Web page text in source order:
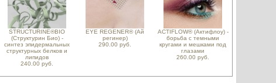
STRUCTURINE®BIO
(Структурин Био) -
синтез эпидермальных
структурных белков и
липидов
240.00 руб.
EYE REGENER® (Ай
регинер)
290.00 руб.
ACTIFLOW® (Актифлоу) -
борьба с темными
кругами и мешками под
глазами
260.00 руб.